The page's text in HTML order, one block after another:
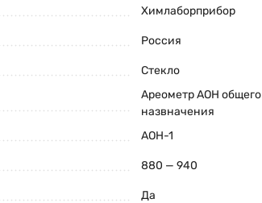
Химлаборприбор
Россия
Стекло
Ареометр АОН общего
назвначения
АОН-1
880 — 940
Да